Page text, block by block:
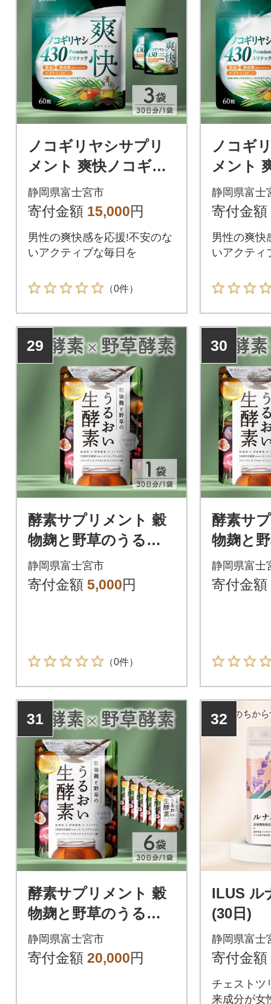
ノコギリヤシサプリ
メント 爽快ノコギリ
ヤシ430 ユリナック 3
袋 (3ヶ月)
静岡県富士宮市
寄付金額 15,000円
男性の爽快感を応援!不安のな
いアクティブな毎日を
（0件）
ノコギ
メント
ヤシ430
袋 (6ヶ
静岡県富士
寄付金額
男性の爽快
いアクティ
29
酵素サプリメント 穀
物麹と野草のうるお
い生酵素 1袋 (30日)
静岡県富士宮市
寄付金額 5,000円
（0件）
30
酵素サ
物麹と
い生酵
静岡県富士
寄付金額
31
酵素サプリメント 穀
物麹と野草のうるお
い生酵素 6袋 (6ヶ月)
静岡県富士宮市
寄付金額 20,000円
32
ILUS ル
(30日)
静岡県富士
寄付金額
チェストツ
来成分が女